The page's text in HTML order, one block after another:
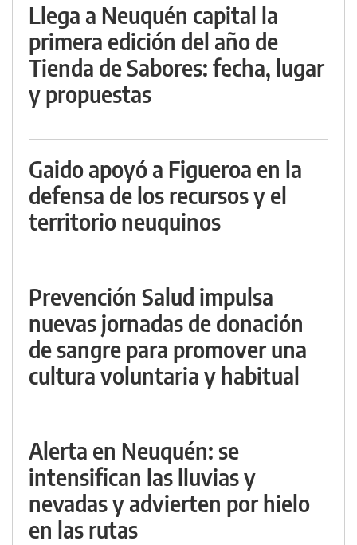
Llega a Neuquén capital la
primera edición del año de
Tienda de Sabores: fecha, lugar
y propuestas
Gaido apoyó a Figueroa en la
defensa de los recursos y el
territorio neuquinos
Prevención Salud impulsa
nuevas jornadas de donación
de sangre para promover una
cultura voluntaria y habitual
Alerta en Neuquén: se
intensifican las lluvias y
nevadas y advierten por hielo
en las rutas